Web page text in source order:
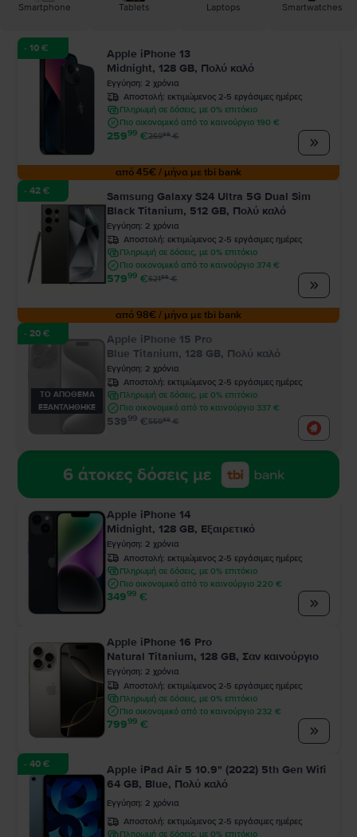
Smartphone Tablets Laptops Smartwatches
- 10 €
Apple iPhone 13
Midnight, 128 GB, Πολύ καλό
Εγγύηση: 2 χρόνια
Αποστολή: εκτιμώμενος 2-5 εργάσιμες ημέρες
Πληρωμή σε δόσεις, με 0% επιτόκιο
Πιο οικονομικό από το καινούργιο 190 €
25999 €26999€
από 45€ / μήνα με tbi bank
- 42 €
Samsung Galaxy S24 Ultra 5G Dual Sim
Black Titanium, 512 GB, Πολύ καλό
Εγγύηση: 2 χρόνια
Αποστολή: εκτιμώμενος 2-5 εργάσιμες ημέρες
Πληρωμή σε δόσεις, με 0% επιτόκιο
Πιο οικονομικό από το καινούργιο 374 €
57999 €62199€
από 98€ / μήνα με tbi bank
- 20 €
ΤΟ ΑΠΟΘΕΜΑ
ΕΞΑΝΤΛΗΘΗΚΕ
Apple iPhone 15 Pro
Blue Titanium, 128 GB, Πολύ καλό
Εγγύηση: 2 χρόνια
Αποστολή: εκτιμώμενος 2-5 εργάσιμες ημέρες
Πληρωμή σε δόσεις, με 0% επιτόκιο
Πιο οικονομικό από το καινούργιο 337 €
53999 € 55999€
Apple iPhone 14
Midnight, 128 GB, Εξαιρετικό
Εγγύηση: 2 χρόνια
Αποστολή: εκτιμώμενος 2-5 εργάσιμες ημέρες
Πληρωμή σε δόσεις, με 0% επιτόκιο
Πιο οικονομικό από το καινούργιο 220 €
34999 €
Apple iPhone 16 Pro
Natural Titanium, 128 GB, Σαν καινούργιο
Εγγύηση: 2 χρόνια
Αποστολή: εκτιμώμενος 2-5 εργάσιμες ημέρες
Πληρωμή σε δόσεις, με 0% επιτόκιο
Πιο οικονομικό από το καινούργιο 232 €
79999 €
- 40 €
Apple iPad Air 5 10.9" (2022) 5th Gen Wifi
64 GB, Blue, Πολύ καλό
Εγγύηση: 2 χρόνια
Αποστολή: εκτιμώμενος 2-5 εργάσιμες ημέρες
Πληρωμή σε δόσεις, με 0% επιτόκιο